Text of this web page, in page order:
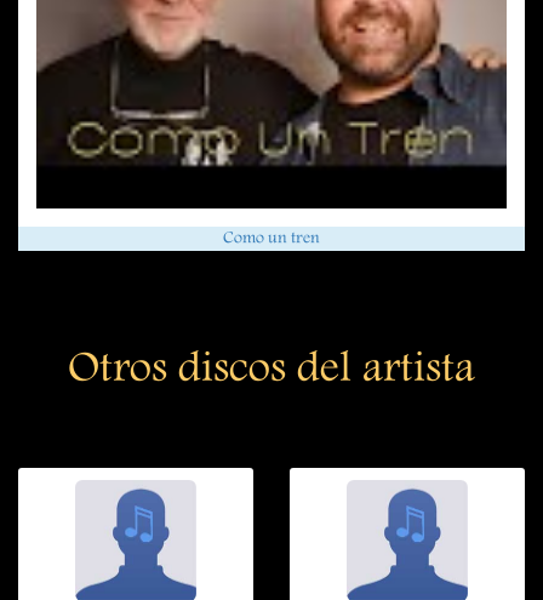
Como un tren
Otros discos del artista